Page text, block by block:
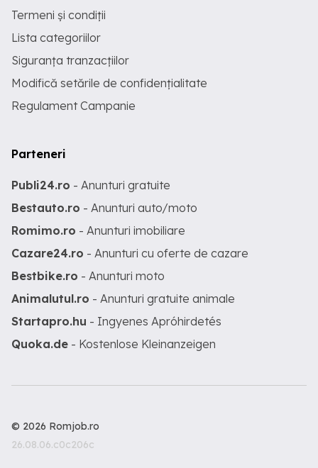
Termeni și condiții
Lista categoriilor
Siguranța tranzacțiilor
Modifică setările de confidențialitate
Regulament Campanie
Parteneri
Publi24.ro - Anunturi gratuite
Bestauto.ro - Anunturi auto/moto
Romimo.ro - Anunturi imobiliare
Cazare24.ro - Anunturi cu oferte de cazare
Bestbike.ro - Anunturi moto
Animalutul.ro - Anunturi gratuite animale
Startapro.hu - Ingyenes Apróhirdetés
Quoka.de - Kostenlose Kleinanzeigen
© 2026 Romjob.ro
26.08.06.c0c206c